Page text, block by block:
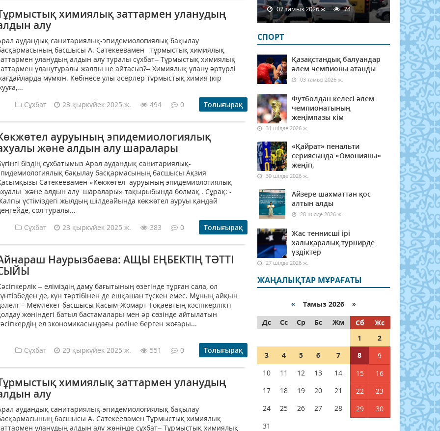
химиялық заттармен уланудың
алу
аудандық санитариялық-эпидемиологиялық бақылау
басшысы А. Сатекеевамен тұрмыстық химиялық
уланудың алдын алу туралы сұхбат– Тұрмыстық химиялық
уланутуралы жалпы не айтасыз?– Химиялық улану әртүрлі
мүмкін. Көбінесе улы әсерлер тұрмыстық химия (кір
Сұхбат
23 қыркүйек 2025 ж. 494 0 Толығырақ
ауруының эпидемиологиялық
және алдын алу шаралары
біздің сұхбатымыз Арал аудандық санитариялық-
бақылау басқармасының басшысы Ақзия
Сатекеевамен «Көкжөтел ауруының эпидемиологиялық
және алдын алу шаралары» тақырыбында болмақ . Сұрақ: -
үстіміздегі жылдың шілдеайында көкжөтел ауруы қандай
сол туралы...
Сұхбат
23 қыркүйек 2025 ж. 383 0 Толығырақ
Наурызбаева: АЩЫ ЕҢБЕКТІҢ ТӘТТІ
– еліміздің даму бағытының өзегінде тұрған сала, ол
де, күн тәртібінен де ешқашан түскен емес. Мұның айқын
– Мемлекет басшысы Қасым-Жомарт Тоқаевтың кәсіпкерлікті
жөніндегі батыл бастамалары мен әр сөзінде айтылатын
ел экономикасындағы рөліне берген жоғары...
Сұхбат 20 қыркүйек 2025 ж. 551 0 Толығырақ
химиялық заттармен уланудың
алу
аудандық санитариялық-эпидемиологиялық бақылау
басшысы А. Сатекеевамен Тұрмыстық химиялық
уланудың алдын алу жөнінде сұхбат– Тұрмыстық химиялық
07 тамыз 2026 ж. 74
СПОРТ
Қазақстандық балуандар
әлем чемпионы атанды
03 тамыз 2026 ж.
Футболдан келесі әлем
чемпионатының
жеңімпазы кім
31 шілде 2026 ж.
«Қайрат» пенальти
сериясында «Омонияны»
жеңіп,
30 шілде 2026 ж.
Айзере шахматтан қос
алтын алды
28 шілде 2026 ж.
Жас теннисші ірі
халықаралық турнирде
үздіктер
27 шілде 2026 ж.
ЖАҢАЛЫҚТАР МҰРАҒАТЫ
« Тамыз 2026 »
Дс
Сс Ср Бс Жм Сб
Жс
1
2
3
4 5 6 7 8
9
10
11 12 13 14 15
16
17
18 19 20 21 22
23
24
25 26 27 28 29
30
31